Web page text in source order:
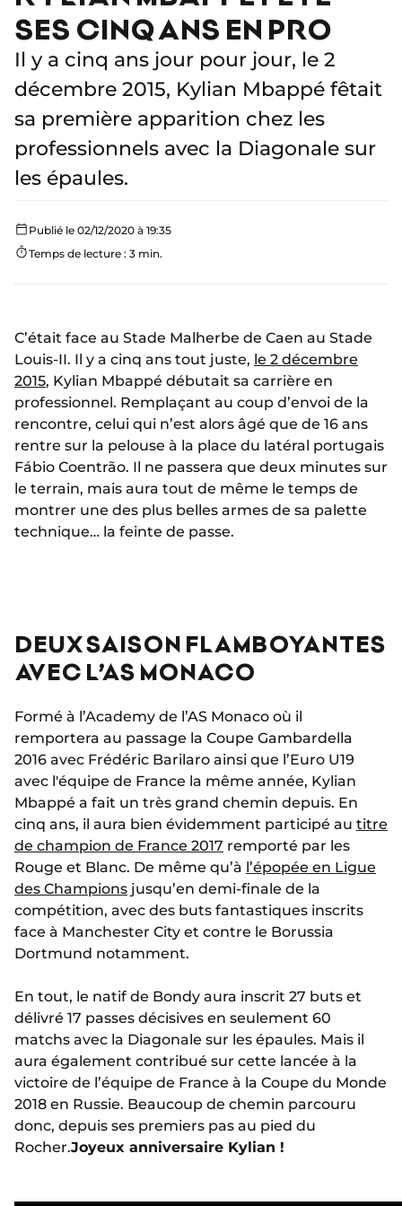
SES CINQ ANS EN PRO
Il y a cinq ans jour pour jour, le 2
décembre 2015, Kylian Mbappé fêtait
sa première apparition chez les
professionnels avec la Diagonale sur
les épaules.
Publié le 02/12/2020 à 19:35
Temps de lecture : 3 min.
C’était face au Stade Malherbe de Caen au Stade
Louis-II. Il y a cinq ans tout juste, le 2 décembre
2015, Kylian Mbappé débutait sa carrière en
professionnel. Remplaçant au coup d’envoi de la
rencontre, celui qui n’est alors âgé que de 16 ans
rentre sur la pelouse à la place du latéral portugais
Fábio Coentrão. Il ne passera que deux minutes sur
le terrain, mais aura tout de même le temps de
montrer une des plus belles armes de sa palette
technique… la feinte de passe.
DEUX SAISON FLAMBOYANTES
AVEC L’AS MONACO
Formé à l’Academy de l’AS Monaco où il
remportera au passage la Coupe Gambardella
2016 avec Frédéric Barilaro ainsi que l’Euro U19
avec l'équipe de France la même année, Kylian
Mbappé a fait un très grand chemin depuis. En
cinq ans, il aura bien évidemment participé au titre
de champion de France 2017 remporté par les
Rouge et Blanc. De même qu’à l’épopée en Ligue
des Champions jusqu’en demi-finale de la
compétition, avec des buts fantastiques inscrits
face à Manchester City et contre le Borussia
Dortmund notamment.
En tout, le natif de Bondy aura inscrit 27 buts et
délivré 17 passes décisives en seulement 60
matchs avec la Diagonale sur les épaules. Mais il
aura également contribué sur cette lancée à la
victoire de l’équipe de France à la Coupe du Monde
2018 en Russie. Beaucoup de chemin parcouru
donc, depuis ses premiers pas au pied du
Rocher.Joyeux anniversaire Kylian !